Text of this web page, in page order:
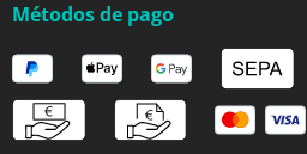
Métodos de pago